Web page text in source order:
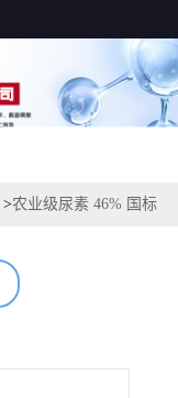
>农业级尿素 46% 国标